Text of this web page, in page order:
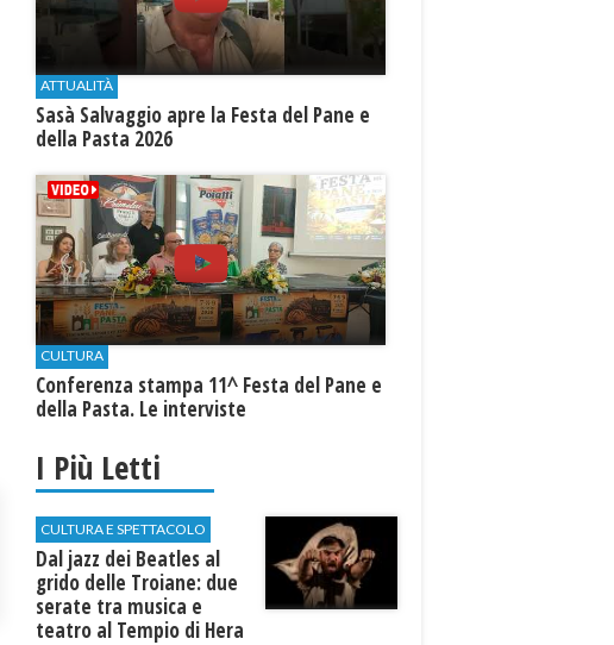
ATTUALITÀ
Sasà Salvaggio apre la Festa del Pane e
della Pasta 2026
CULTURA
Conferenza stampa 11^ Festa del Pane e
della Pasta. Le interviste
I Più Letti
CULTURA E SPETTACOLO
Dal jazz dei Beatles al
grido delle Troiane: due
serate tra musica e
teatro al Tempio di Hera